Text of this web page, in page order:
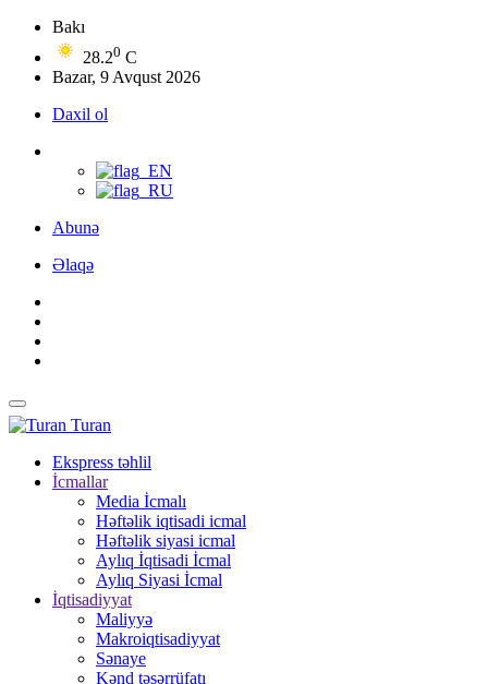
Bakı
28.20 C
Bazar, 9 Avqust 2026
Daxil ol
Abunə
Əlaqə
Turan
Ekspress təhlil
İcmallar
Media İcmalı
Həftəlik iqtisadi icmal
Həftəlik siyasi icmal
Aylıq İqtisadi İcmal
Aylıq Siyasi İcmal
İqtisadiyyat
Maliyyə
Makroiqtisadiyyat
Sənaye
Kənd təsərrüfatı